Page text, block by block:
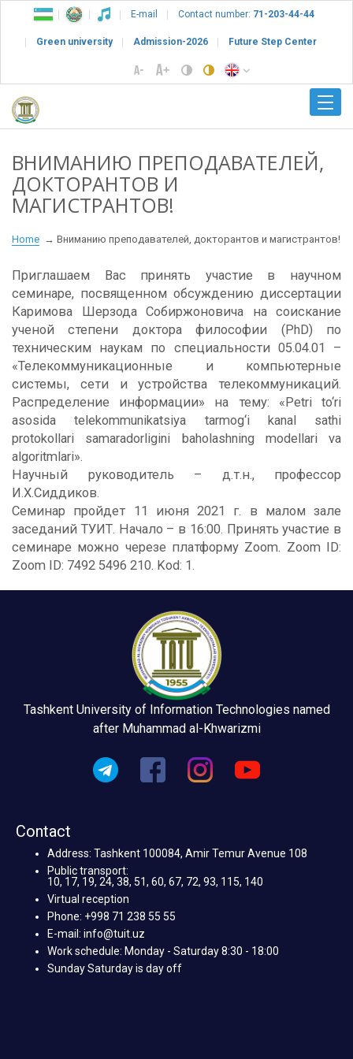
E-mail Contact number: 71-203-44-44
Green university Admission-2026 Future Step Center
ВНИМАНИЮ ПРЕПОДАВАТЕЛЕЙ,
ДОКТОРАНТОВ И
МАГИСТРАНТОВ!
Home Вниманию преподавателей, докторантов и магистрантов!
Приглашаем Вас принять участие в научном
семинаре, посвященном обсуждению диссертации
Каримова Шерзода Собиржоновича на соискание
ученой степени доктора философии (PhD) по
техническим наукам по специальности 05.04.01 –
«Телекоммуникационные и компьютерные
системы, сети и устройства телекоммуникаций.
Распределение информации» на тему: «Petri to‘ri
asosida telekommunikatsiya tarmog‘i kanal sathi
protokollari samaradorligini baholashning modellari va
algoritmlari».
Научный руководитель – д.т.н., профессор
И.Х.Сиддиков.
Семинар пройдет 11 июня 2021 г. в малом зале
заседаний ТУИТ. Начало – в 16:00. Принять участие в
семинаре можно черезе платформу Zoom. Zoom ID:
Zoom ID: 7492 5496 210. Kod: 1.
Tashkent University of Information Technologies named
after Muhammad al-Khwarizmi
Contact
Address: Tashkent 100084, Amir Temur Avenue 108
Public transport:
10, 17, 19, 24, 38, 51, 60, 67, 72, 93, 115, 140
Virtual reception
Phone: +998 71 238 55 55
E-mail: info@tuit.uz
Work schedule: Monday - Saturday 8:30 - 18:00
Sunday Saturday is day off